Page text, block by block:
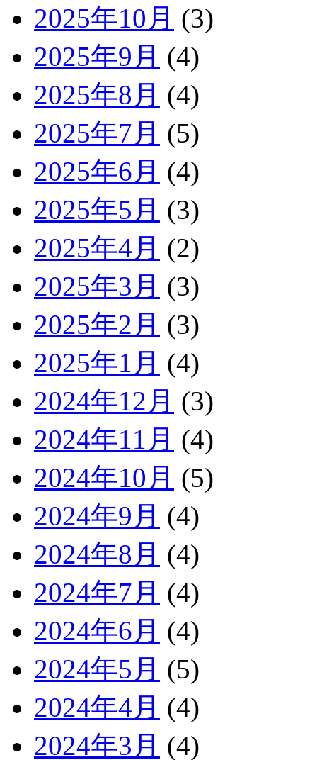
2025年10月 (3)
2025年9月 (4)
2025年8月 (4)
2025年7月 (5)
2025年6月 (4)
2025年5月 (3)
2025年4月 (2)
2025年3月 (3)
2025年2月 (3)
2025年1月 (4)
2024年12月 (3)
2024年11月 (4)
2024年10月 (5)
2024年9月 (4)
2024年8月 (4)
2024年7月 (4)
2024年6月 (4)
2024年5月 (5)
2024年4月 (4)
2024年3月 (4)